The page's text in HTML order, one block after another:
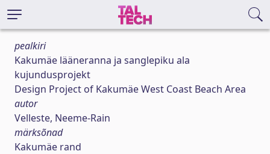
pealkiri
Kakumäe lääneranna ja sanglepiku ala
kujundusprojekt
Design Project of Kakumäe West Coast Beach Area
autor
Velleste, Neeme-Rain
märksõnad
Kakumäe rand